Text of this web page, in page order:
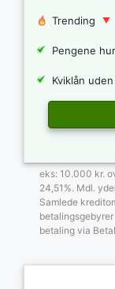
Trending
Pengene
Kviklån
eks: 10.000 kr.
24,51%. Mdl.
Samlede
betaling via